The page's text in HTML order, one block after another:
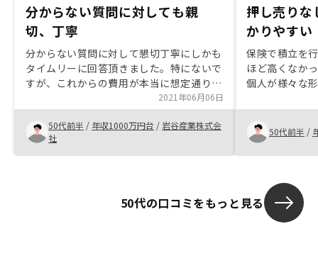
分からない質問に対しても親
切、丁寧
分からない質問に対して懇切丁寧にしかも
タイムリーに回答頂きました。特にないで
すが、これからの費用が本当に想定通りな
2021年06月06日
50代前半 / 年収1000万円台 / 岩谷産業株式会
社
押し売りな
かりやすい
保険で積立を
ほど高くなか
個人が様々な
とに別の形で
した。不動産
が、話を聞い
という気持ち
うなところが
す。
50代前半 /
50代の口コミをもっと見る